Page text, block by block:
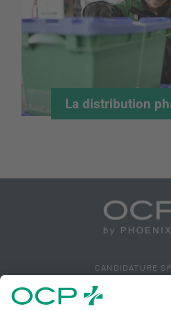
La distribution
CANDIDATURE